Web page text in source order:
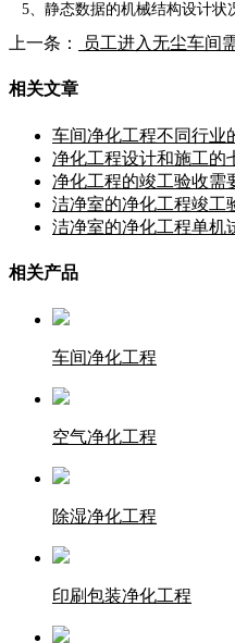
5、静态数据的机械结构设计状
上一条： 员工进入无尘车间
相关文章
车间净化工程不同行业
净化工程设计和施工的
净化工程的竣工验收需
洁净室的净化工程竣工
洁净室的净化工程单机
相关产品
车间净化工程
空气净化工程
除湿净化工程
印刷包装净化工程